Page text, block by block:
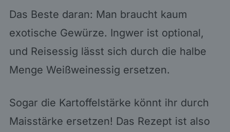
Das Beste daran: Man braucht kaum
exotische Gewürze. Ingwer ist optional,
und Reisessig lässt sich durch die halbe
Menge Weißweinessig ersetzen.
Sogar die Kartoffelstärke könnt ihr durch
Maisstärke ersetzen! Das Rezept ist also